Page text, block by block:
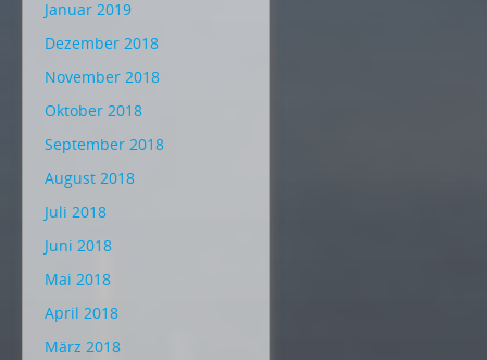
Januar 2019
Dezember 2018
November 2018
Oktober 2018
September 2018
August 2018
Juli 2018
Juni 2018
Mai 2018
April 2018
März 2018